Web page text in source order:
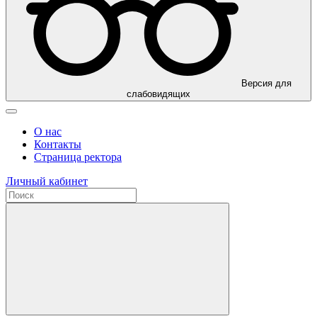
Версия для
слабовидящих
О нас
Контакты
Страница ректора
Личный кабинет